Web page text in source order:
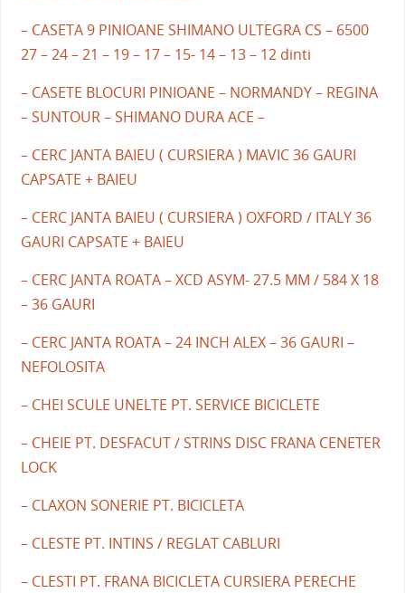
– CASETA 9 PINIOANE SHIMANO ULTEGRA CS – 6500
27 – 24 – 21 – 19 – 17 – 15- 14 – 13 – 12 dinti
– CASETE BLOCURI PINIOANE – NORMANDY – REGINA
– SUNTOUR – SHIMANO DURA ACE –
– CERC JANTA BAIEU ( CURSIERA ) MAVIC 36 GAURI
CAPSATE + BAIEU
– CERC JANTA BAIEU ( CURSIERA ) OXFORD / ITALY 36
GAURI CAPSATE + BAIEU
– CERC JANTA ROATA – XCD ASYM- 27.5 MM / 584 X 18
– 36 GAURI
– CERC JANTA ROATA – 24 INCH ALEX – 36 GAURI –
NEFOLOSITA
– CHEI SCULE UNELTE PT. SERVICE BICICLETE
– CHEIE PT. DESFACUT / STRINS DISC FRANA CENETER
LOCK
– CLAXON SONERIE PT. BICICLETA
– CLESTE PT. INTINS / REGLAT CABLURI
– CLESTI PT. FRANA BICICLETA CURSIERA PERECHE